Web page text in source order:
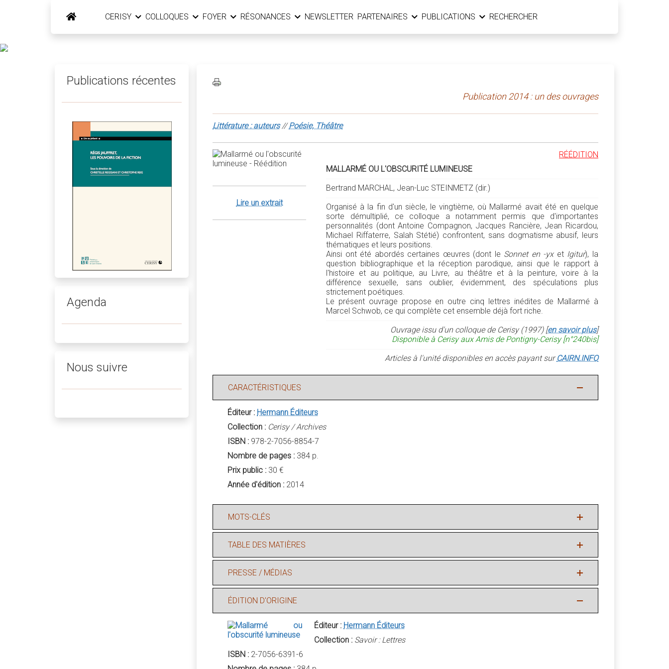
CERISY COLLOQUES FOYER RÉSONANCES NEWSLETTER PARTENAIRES PUBLICATIONS RECHERCHER
Publication 2014 : un des ouvrages
Littérature : auteurs//Poésie, Théâtre
Lire un extrait
RÉÉDITION
MALLARMÉ OU L'OBSCURITÉ LUMINEUSE
Bertrand MARCHAL, Jean-Luc STEINMETZ (dir.)
Organisé à la fin d'un siècle, le vingtième, où Mallarmé avait été en quelque
sorte démultiplié, ce colloque a notamment permis que d'importantes
personnalités (dont Antoine Compagnon, Jacques Rancière, Jean Ricardou,
Michael Riffaterre, Salah Stétié) confrontent, sans dogmatisme abusif, leurs
thématiques et leurs positions.
Ainsi ont été abordés certaines œuvres (dont le Sonnet en -yxet Igitur), la
question bibliographique et la réception parodique, ainsi que le rapport à
l'histoire et au politique, au Livre, au théâtre et à la peinture, voire à la
différence sexuelle, sans oublier, évidemment, des spéculations plus
strictement poétiques.
Le présent ouvrage propose en outre cinq lettres inédites de Mallarmé à
Marcel Schwob, ce qui complète cet ensemble déjà fort riche.
Ouvrage issu d'un colloque de Cerisy (1997) [en savoir plus]
Disponible à Cerisy aux Amis de Pontigny-Cerisy [n°240bis]
Articles à l'unité disponibles en accès payant surCAIRN.INFO
CARACTÉRISTIQUES
Éditeur : Hermann Éditeurs
Collection : Cerisy / Archives
ISBN : 978-2-7056-8854-7
Nombre de pages : 384 p.
Prix public : 30 €
Année d'édition : 2014
MOTS-CLÉS
TABLE DES MATIÈRES
PRESSE / MÉDIAS
ÉDITION D'ORIGINE
Éditeur : Hermann Éditeurs
Collection : Savoir : Lettres
ISBN : 2-7056-6391-6
Publications récentes
Agenda
Nous suivre